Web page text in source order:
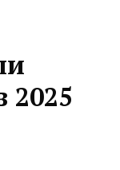
2025